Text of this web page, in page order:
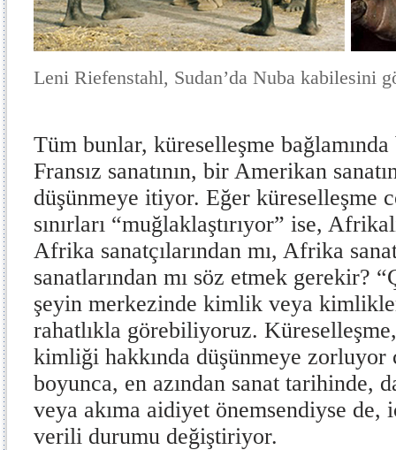
Leni Riefenstahl, Sudan’da Nuba kabilesini
Tüm bunlar, küreselleşme
Fransız sanatının, bir Amerikan
düşünmeye itiyor. Eğer küreselleşme
sınırları “muğlaklaştırıyor” ise,
Afrika sanatçılarından mı, Afrika
sanatlarından mı söz etmek gerekir?
şeyin merkezinde kimlik veya kimlikler
rahatlıkla görebiliyoruz.
kimliği hakkında düşünmeye zorluyor
boyunca, en azından sanat tarihinde,
veya akıma aidiyet önemsendiyse de,
verili durumu değiştiriyor.